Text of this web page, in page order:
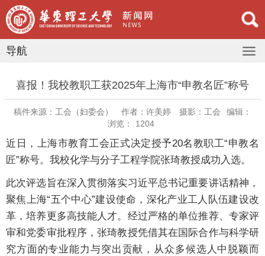
导航
喜报！我校教职工获2025年上海市“申教名匠”称号
稿件来源：工会（妇委会） 作者：许美婷 摄影：工会
编辑：
浏览：
1204
近日，上海市教育工会正式决定授予20名教职工“申教名
匠”称号。我校化学与分子工程学院张琦教授成功入选。
此次评选旨在深入贯彻落实习近平总书记重要讲话精神，
聚焦上海“五个中心”建设使命，深化产业工人队伍建设改
革，培养更多高技能人才。经过严格的单位推荐、专家评
审和党委审批程序，张琦教授凭借其在国际合作与科学研
究方面的专业能力与突出贡献，从众多候选人中脱颖而